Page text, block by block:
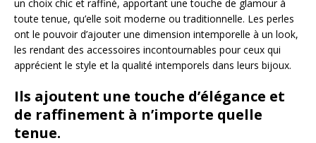
un choix chic et raffiné, apportant une touche de glamour à
toute tenue, qu’elle soit moderne ou traditionnelle. Les perles
ont le pouvoir d’ajouter une dimension intemporelle à un look,
les rendant des accessoires incontournables pour ceux qui
apprécient le style et la qualité intemporels dans leurs bijoux.
Ils ajoutent une touche d’élégance et
de raffinement à n’importe quelle
tenue.